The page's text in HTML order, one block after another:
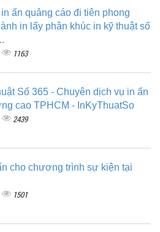
ấn quảng cáo đi tiên phong
in lấy phân khúc in kỹ thuật số
1163
Số 365 - Chuyên dịch vụ in ấn
cao TPHCM - InKyThuatSo
2439
cho chương trình sự kiện tại
1501